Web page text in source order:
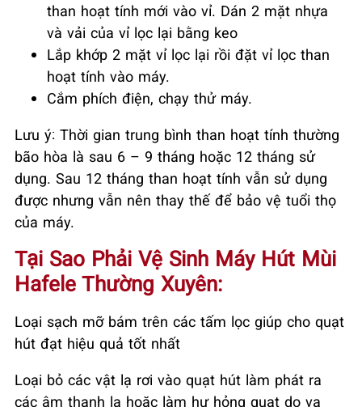
than hoạt tính mới vào vỉ. Dán 2 mặt nhựa
và vải của vỉ lọc lại bằng keo
Lắp khớp 2 mặt vỉ lọc lại rồi đặt vỉ lọc than
hoạt tính vào máy.
Cắm phích điện, chạy thử máy.
Lưu ý: Thời gian trung bình than hoạt tính thường
bão hòa là sau 6 – 9 tháng hoặc 12 tháng sử
dụng. Sau 12 tháng than hoạt tính vẫn sử dụng
được nhưng vẫn nên thay thế để bảo vệ tuổi thọ
của máy.
Tại Sao Phải Vệ Sinh Máy Hút Mùi
Hafele Thường Xuyên:
Loại sạch mỡ bám trên các tấm lọc giúp cho quạt
hút đạt hiệu quả tốt nhất
Loại bỏ các vật lạ rơi vào quạt hút làm phát ra
các âm thanh lạ hoặc làm hư hỏng quạt do va